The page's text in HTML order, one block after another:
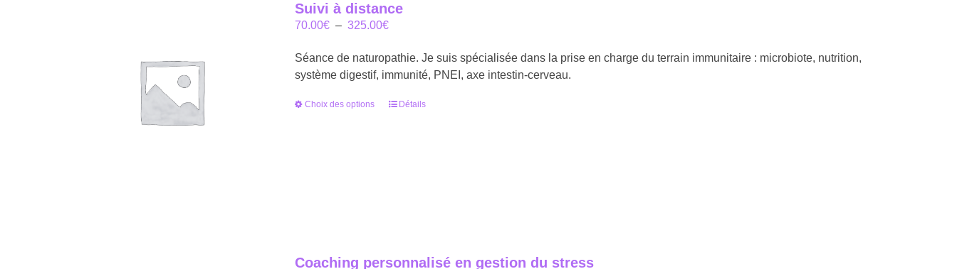
Suivi à distance
70.00€ – 325.00€Plage
prix :
70.00€
325.00€
Séance de naturopathie. Je suis spécialisée dans la prise en charge du terrain immunitaire : microbiote, nutrition,
système digestif, immunité, PNEI, axe intestin-cerveau.
Choix des options
Ce
choisies
Détails
Coaching personnalisé en gestion du stress